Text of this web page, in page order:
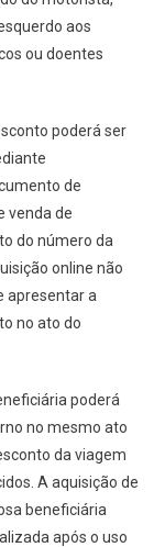
aos
ou doentes
poderá ser
de
venda de
do número da
online não
apresentar a
no ato do
poderá
no mesmo ato
da viagem
A aquisição de
beneficiária
após o uso